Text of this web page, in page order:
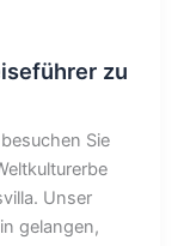
zu
Sie
Unser
gelangen,